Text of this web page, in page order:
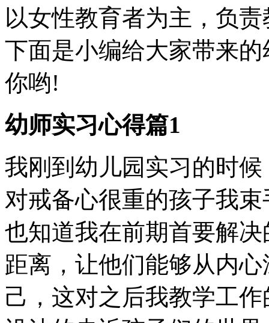
以女性教育者为主，负
下面是小编给大家带来
你哟!
幼师实习心得篇1
我刚到幼儿园实习的时
对戒备心很重的孩子我
也知道我在前期首要解
距离，让他们能够从内
己，这对之后我教学工